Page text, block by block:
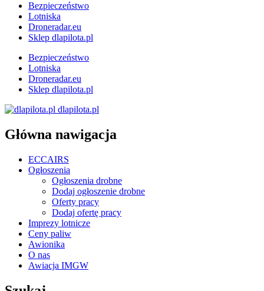
Bezpieczeństwo
Lotniska
Droneradar.eu
Sklep dlapilota.pl
Bezpieczeństwo
Lotniska
Droneradar.eu
Sklep dlapilota.pl
dlapilota.pl
Główna nawigacja
ECCAIRS
Ogłoszenia
Ogłoszenia drobne
Dodaj ogłoszenie drobne
Oferty pracy
Dodaj ofertę pracy
Imprezy lotnicze
Ceny paliw
Awionika
O nas
Awiacja IMGW